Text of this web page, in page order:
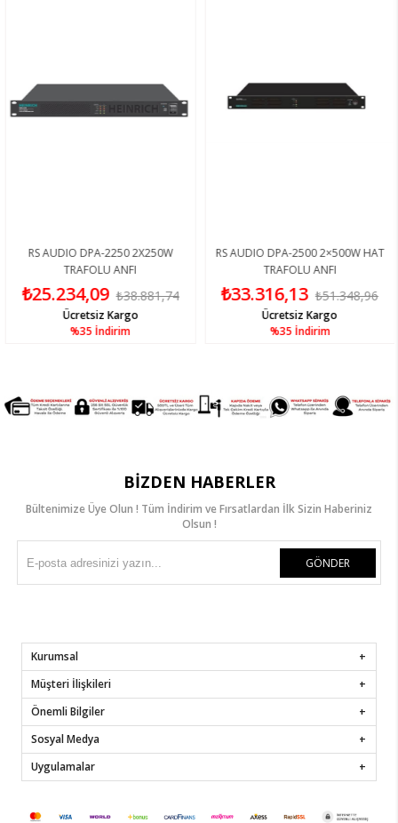
RS AUDIO DPA-2250 2X250W
TRAFOLU ANFI
₺25.234,09 ₺38.881,74
%35 İndirim
Ücretsiz Kargo
RS AUDIO DPA-2500 2×500W HAT
TRAFOLU ANFI
₺33.316,13 ₺51.348,96
%35İndirim
Ücretsiz Kargo
BIZDEN HABERLER
Bültenimize Üye Olun ! Tüm İndirim ve Fırsatlardan İlk Sizin Haberiniz
Olsun !
GÖNDER
Kurumsal
Müşteri İlişkileri
Önemli Bilgiler
Sosyal Medya
Uygulamalar